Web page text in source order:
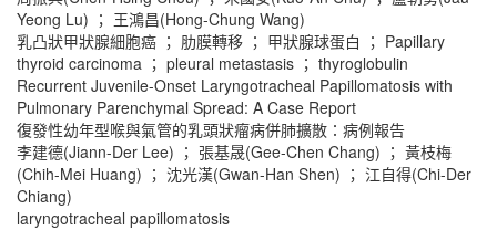
Yeong Lu) ； 王鴻昌(Hong-Chung Wang)
乳凸狀甲狀腺細胞癌 ； 肋膜轉移 ； 甲狀腺球蛋白 ； Papillary
thyroid carcinoma ； pleural metastasis ； thyroglobulin
Recurrent Juvenile-Onset Laryngotracheal Papillomatosis with
Pulmonary Parenchymal Spread: A Case Report
復發性幼年型喉與氣管的乳頭狀瘤病併肺擴散：病例報告
李建德(Jiann-Der Lee) ； 張基晟(Gee-Chen Chang) ； 黃枝梅
(Chih-Mei Huang) ； 沈光漢(Gwan-Han Shen) ； 江自得(Chi-Der
Chiang)
laryngotracheal papillomatosis